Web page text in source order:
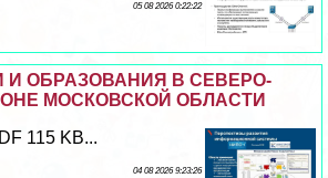
05 08 2026 0:22:22
ОБРАЗОВАНИЯ В СЕВЕРО-
МОСКОВСКОЙ ОБЛАСТИ
115 KB...
04 08 2026 9:23:26